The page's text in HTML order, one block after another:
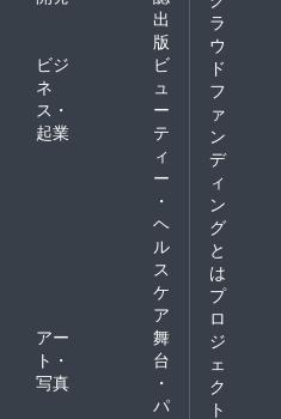
が、今回私たちは知り
ました。投票率は40％
未満ということを…前
回の市長選挙では
45000人しか投票して
いません。 そこで、
私たちは投票数5000
人UPを目指します‼︎ 私
たちの住む大切なま
ち、青梅市の未来を考
える「2015年の市長
選」に、より多くの方
が投票に行くきっかけ
をつくりたい！とこの
出
版
ビジ
ネ
ス・
起業
ビ
ュ
ー
テ
ィ
ー
・
ヘ
ル
ス
ケ
ア
アー
ト・
写真
舞
台
・
パ
ラ
ウ
ド
フ
ァ
ン
デ
ィ
ン
グ
と
は
プ
ロ
ジ
ェ
ク
ト